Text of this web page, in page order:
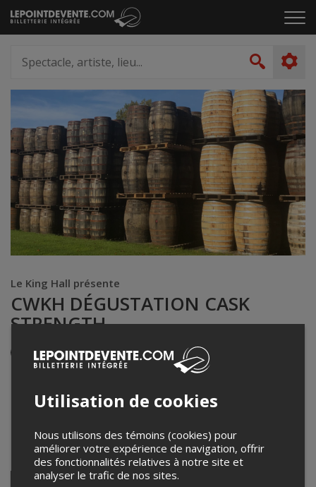
Passer
au
le
artiste,
lieu...
Le King Hall présente
CWKH DÉGUSTATION CASK
STRENGTH
Événement en personne
4 novembre 2025
King Alexandre
Partagez cet événement
Twitter
Utilisation de cookies
Nous utilisons des témoins (cookies) pour
améliorer votre expérience de navigation, offrir
des fonctionnalités relatives à notre site et
analyser le trafic de nos sites.